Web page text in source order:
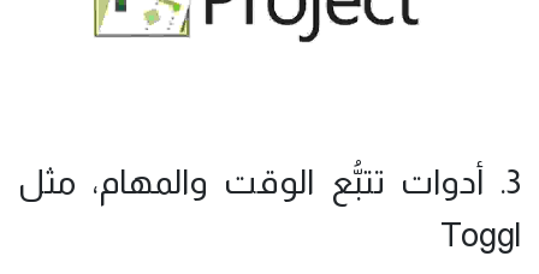
3. أدوات تتبُّع الوقت والمهام، مثل
Toggl